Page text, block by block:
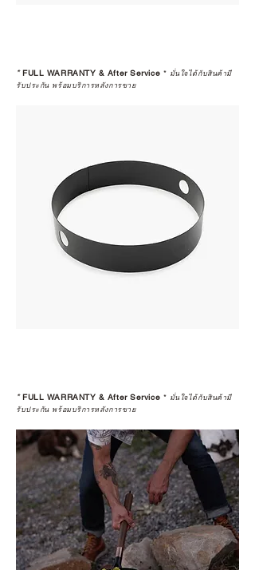
*FULL WARRANTY & After Service * มั่นใจได้กับสินค้ามี
รับประกัน พร้อมบริการหลังการขาย
*FULL WARRANTY & After Service * มั่นใจได้กับสินค้ามี
รับประกัน พร้อมบริการหลังการขาย